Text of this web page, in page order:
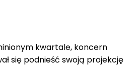
kwartale, koncern
się podnieść swoją projekcję